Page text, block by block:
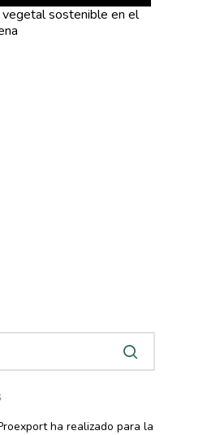
sostenible en el
ha realizado para la